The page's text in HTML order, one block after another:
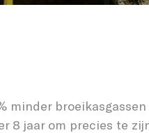
minder
8 jaar om precies te